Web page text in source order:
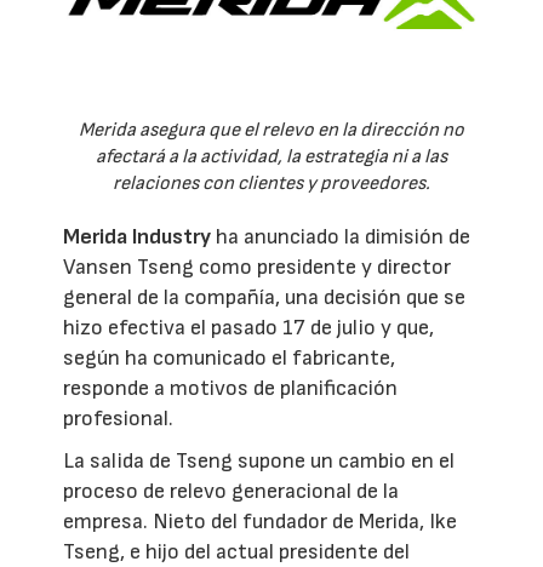
Merida asegura que el relevo en la dirección no
afectará a la actividad, la estrategia ni a las
relaciones con clientes y proveedores.
Merida Industry ha anunciado la dimisión de
Vansen Tseng como presidente y director
general de la compañía, una decisión que se
hizo efectiva el pasado 17 de julio y que,
según ha comunicado el fabricante,
responde a motivos de planificación
profesional.
La salida de Tseng supone un cambio en el
proceso de relevo generacional de la
empresa. Nieto del fundador de Merida, Ike
Tseng, e hijo del actual presidente del